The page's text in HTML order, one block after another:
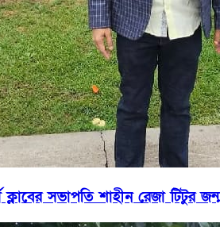
ক্লাবের সভাপতি শাহীন রেজা টিটুর